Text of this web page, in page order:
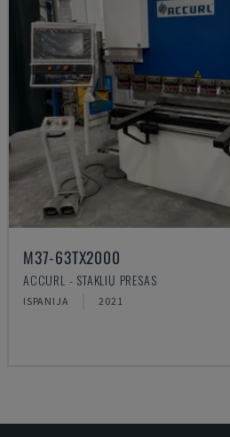
M37-63TX2000
ACCURL - STAKLIŲ PRESAS
ISPANIJA 2021